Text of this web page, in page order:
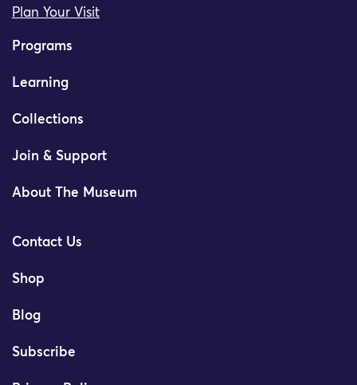
Plan Your Visit
Programs
Learning
Collections
Join & Support
About The Museum
Contact Us
Shop
Blog
Subscribe